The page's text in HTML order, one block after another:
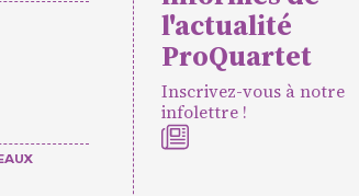
l'actualité
ProQuartet
Inscrivez-vous à notre
infolettre !
PETITES ANNONCES